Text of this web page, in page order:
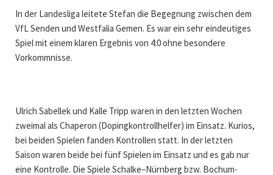
In der Landesliga leitete Stefan die Begegnung zwischen dem
VfL Senden und Westfalia Gemen. Es war ein sehr eindeutiges
Spiel mit einem klaren Ergebnis von 4:0 ohne besondere
Vorkommnisse.
Ulrich Sabellek und Kalle Tripp waren in den letzten Wochen
zweimal als Chaperon (Dopingkontrollhelfer) im Einsatz. Kurios,
bei beiden Spielen fanden Kontrollen statt. In der letzten
Saison waren beide bei fünf Spielen im Einsatz und es gab nur
eine Kontrolle. Die Spiele Schalke–Nürnberg bzw. Bochum-